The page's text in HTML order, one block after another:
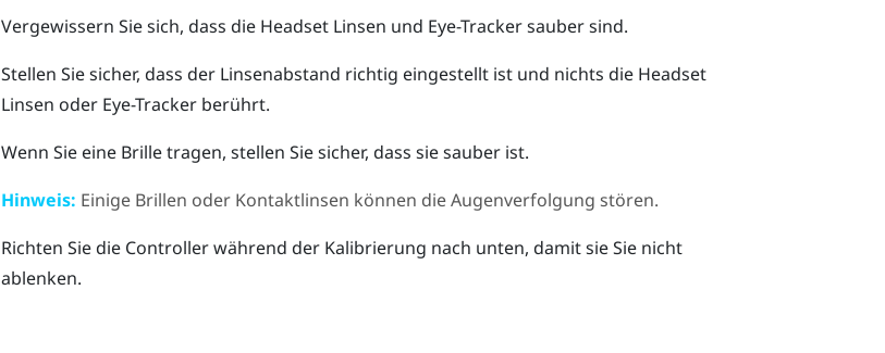
Vergewissern Sie sich, dass die Headset Linsen und Eye-Tracker sauber sind.
Stellen Sie sicher, dass der Linsenabstand richtig eingestellt ist und nichts die Headset
Linsen oder Eye-Tracker berührt.
Wenn Sie eine Brille tragen, stellen Sie sicher, dass sie sauber ist.
Hinweis: Einige Brillen oder Kontaktlinsen können die Augenverfolgung stören.
Richten Sie die Controller während der Kalibrierung nach unten, damit sie Sie nicht
ablenken.